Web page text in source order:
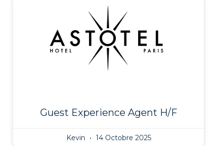
Guest Experience Agent H/F
Kevin 14 Octobre 2025